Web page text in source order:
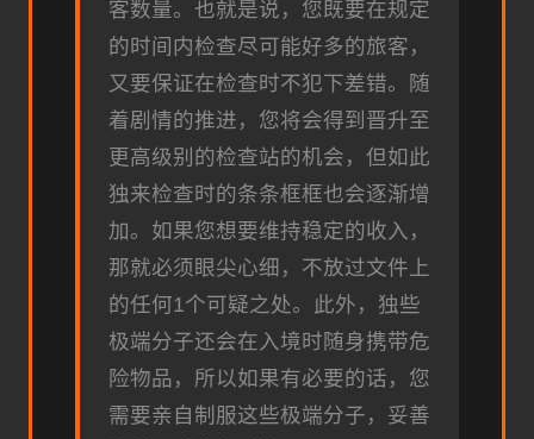
客数量。也就是说，您既要在规定
的时间内检查尽可能好多的旅客，
又要保证在检查时不犯下差错。随
着剧情的推进，您将会得到晋升至
更高级别的检查站的机会，但如此
独来检查时的条条框框也会逐渐增
加。如果您想要维持稳定的收入，
那就必须眼尖心细，不放过文件上
的任何1个可疑之处。此外，独些
极端分子还会在入境时随身携带危
险物品，所以如果有必要的话，您
需要亲自制服这些极端分子，妥善